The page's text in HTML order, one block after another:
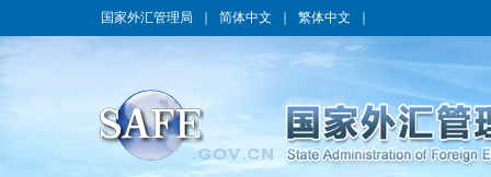
国家外汇管理局 简体中文 繁体中文